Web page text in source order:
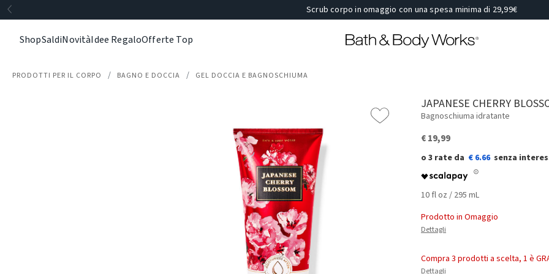
Scrub corpo in omaggio con una spesa minima di 29,99€
ShopSaldiNovitàIdee RegaloOfferte Top
PRODOTTI PER IL CORPO BAGNO E DOCCIA GEL DOCCIA E BAGNOSCHIUMA
JAPANESE CHERRY
Bagnoschiuma idratante
€ 19,99
€ 6.66
10 fl oz / 295 mL
Prodotto in Omaggio
Dettagli
Compra 3 prodotti a scelta, 1 è
Dettagli